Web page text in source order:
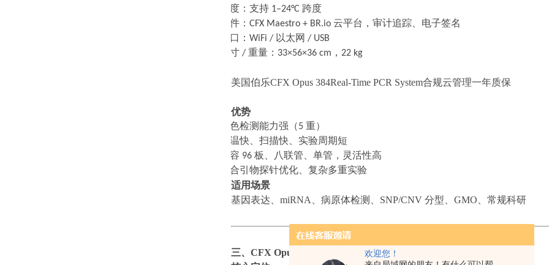
欢迎您！
梯度：支持 1–24°C 跨度
软件： CFX Maestro + BR.io 云平台，审计追踪、电子签名
接口： WiFi / 以太网 / USB
尺寸 / 重量： 33×56×36 cm ， 22 kg
美国伯乐CFX Opus 384Real-Time PCR System合规云管理一年质保
优势
多色检测能力强（ 5 重）
升温快、扫描快、实验周期短
兼容 96 板、八联管、单管，灵活性高
适合引物探针优化、复杂多重实验
适用场景
基因表达、 miRNA、病原体检测、SNP/CNV 分型、GMO、常规科研
三、 CFX Opus 384 详细介绍